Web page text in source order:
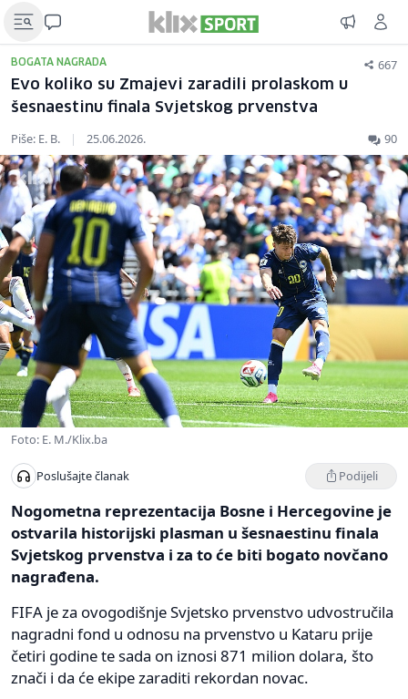
BOGATA NAGRADA 667
Evo koliko su Zmajevi zaradili prolaskom u
šesnaestinu finala Svjetskog prvenstva
Piše: E. B. | 25.06.2026. 90
Foto: E. M./Klix.ba
Poslušajte članak Podijeli
Nogometna reprezentacija Bosne i Hercegovine je
ostvarila historijski plasman u šesnaestinu finala
Svjetskog prvenstva i za to će biti bogato novčano
nagrađena.
FIFA je za ovogodišnje Svjetsko prvenstvo udvostručila
nagradni fond u odnosu na prvenstvo u Kataru prije
četiri godine te sada on iznosi 871 milion dolara, što
znači i da će ekipe zaraditi rekordan novac.